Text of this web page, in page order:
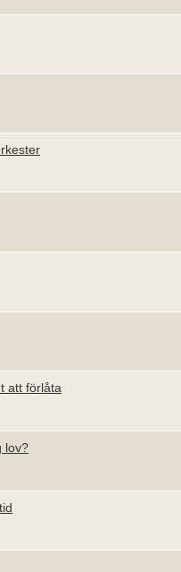
att förlåta
lov?